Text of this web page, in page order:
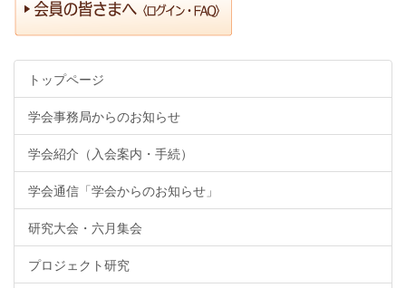
トップページ
学会事務局からのお知らせ
学会紹介（入会案内・手続）
学会通信「学会からのお知らせ」
研究大会・六月集会
プロジェクト研究